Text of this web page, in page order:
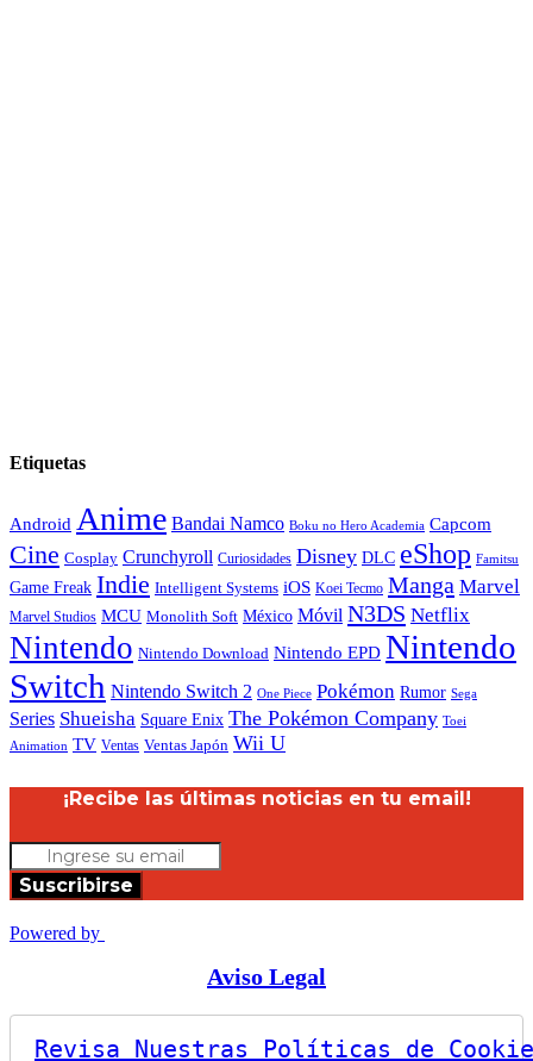
Etiquetas
Android Anime Bandai Namco Boku no Hero Academia Capcom
Cine Cosplay Crunchyroll Curiosidades Disney DLC eShop Famitsu
Game Freak Indie Intelligent Systems iOS Koei Tecmo Manga Marvel
Marvel Studios MCU Monolith Soft México Móvil N3DS Netflix
Nintendo Nintendo Download Nintendo EPD Nintendo
Switch Nintendo Switch 2 One Piece Pokémon Rumor Sega
Series Shueisha Square Enix The Pokémon Company Toei
Animation TV Ventas Ventas Japón Wii U
¡Recibe las últimas noticias en tu email!
Suscribirse
Powered by
Aviso Legal
Revisa Nuestras Políticas de